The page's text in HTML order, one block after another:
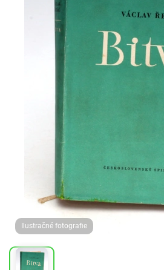
Ilustračné fotografie